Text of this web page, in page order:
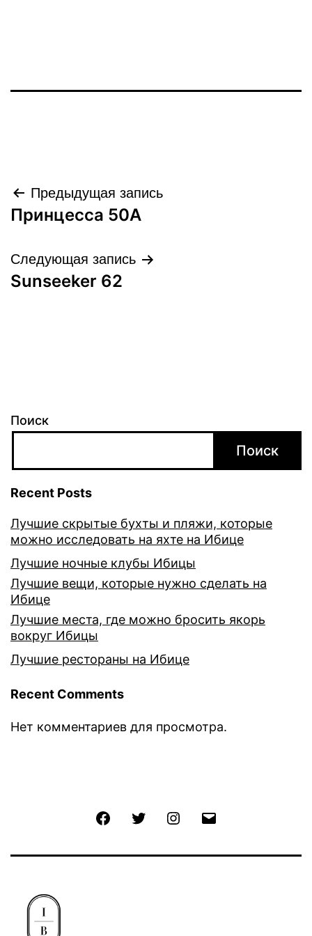
Навигация
по
записям
Предыдущая запись
Принцесса 50A
Следующая запись
Sunseeker 62
Поиск
Поиск
Recent Posts
Лучшие скрытые бухты и пляжи, которые
можно исследовать на яхте на Ибице
Лучшие ночные клубы Ибицы
Лучшие вещи, которые нужно сделать на
Ибице
Лучшие места, где можно бросить якорь
вокруг Ибицы
Лучшие рестораны на Ибице
Recent Comments
Нет комментариев для просмотра.
FacebookTwitter Instagram